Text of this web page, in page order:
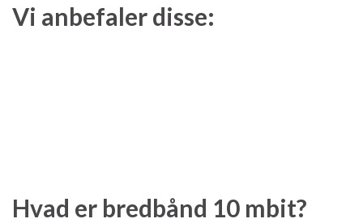
Vi anbefaler disse:
Hvad er bredbånd 10 mbit?